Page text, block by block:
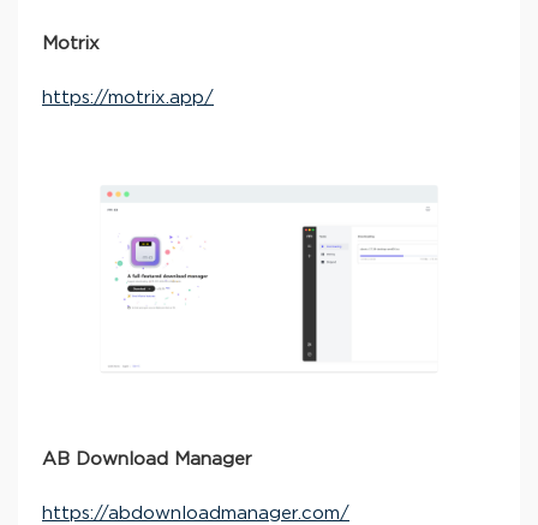
Motrix
https://motrix.app/
AB Download Manager
https://abdownloadmanager.com/